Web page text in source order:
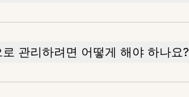
관리하려면 어떻게 해야 하나요?